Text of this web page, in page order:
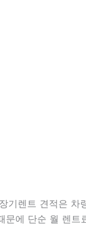
렌트 견적은 차
에 단순 월 렌